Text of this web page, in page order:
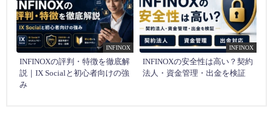
INFINOX
INFINOXの評判・特徴を徹底解
説｜IX Socialと初心者向けの強
み
INFINOX
INFINOXの安全性は高い？契約
法人・資金管理・出金を検証